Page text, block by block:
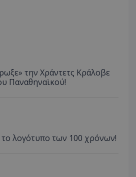
την Χράντετς Κράλοβε
Παναθηναϊκού!
λογότυπο των 100 χρόνων!